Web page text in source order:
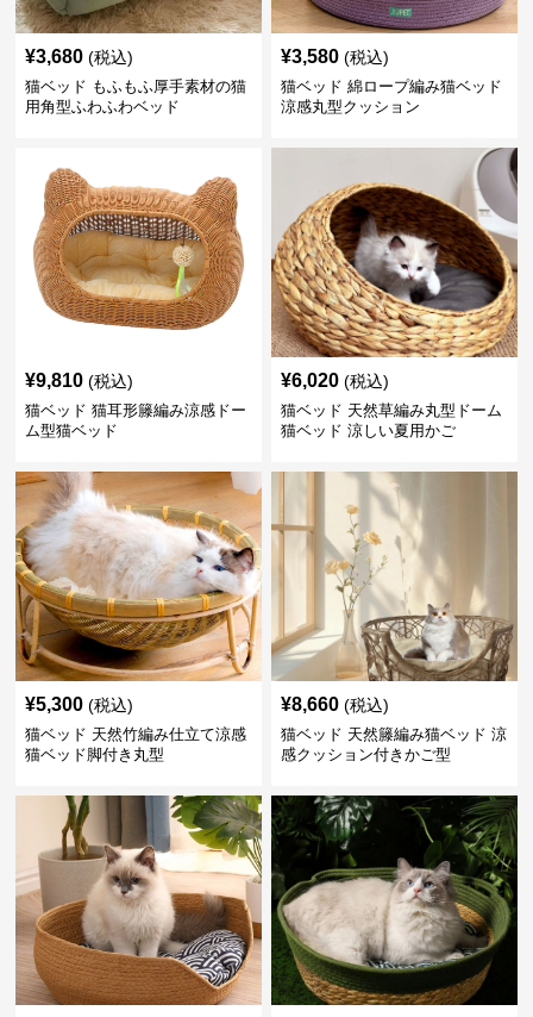
¥3,680 (税込)
猫ベッド もふもふ厚手素材の猫
用角型ふわふわベッド
¥3,580 (税込)
猫ベッド 綿ロープ編み猫ベッド
涼感丸型クッション
¥9,810 (税込)
猫ベッド 猫耳形籐編み涼感ドー
ム型猫ベッド
¥6,020 (税込)
猫ベッド 天然草編み丸型ドーム
猫ベッド 涼しい夏用かご
¥5,300 (税込)
猫ベッド 天然竹編み仕立て涼感
猫ベッド脚付き丸型
¥8,660 (税込)
猫ベッド 天然籐編み猫ベッド 涼
感クッション付きかご型